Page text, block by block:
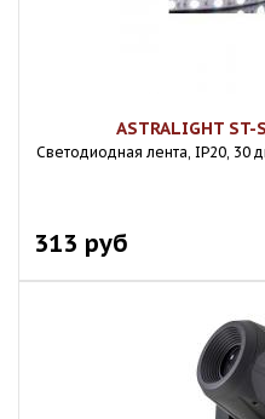
ASTRALIGHT
Светодиодная лента, IP20,
313 руб